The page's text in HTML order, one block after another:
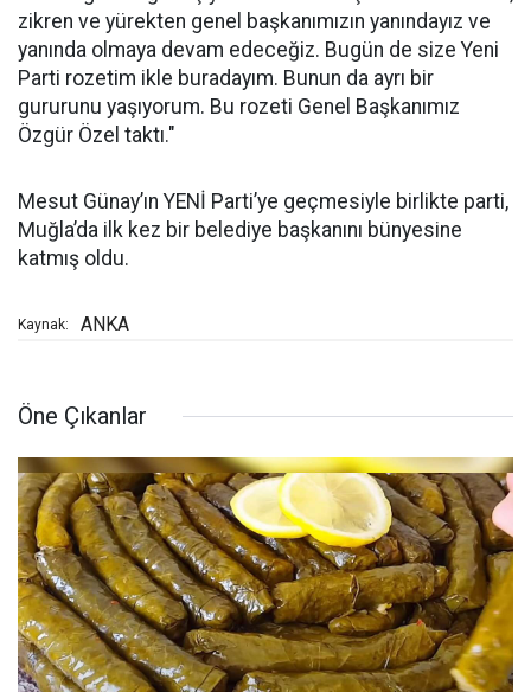
zikren ve yürekten genel başkanımızın yanındayız ve
yanında olmaya devam edeceğiz. Bugün de size Yeni
Parti rozetim ikle buradayım. Bunun da ayrı bir
gururunu yaşıyorum. Bu rozeti Genel Başkanımız
Özgür Özel taktı."
Mesut Günay’ın YENİ Parti’ye geçmesiyle birlikte parti,
Muğla’da ilk kez bir belediye başkanını bünyesine
katmış oldu.
Kaynak: ANKA
Öne Çıkanlar